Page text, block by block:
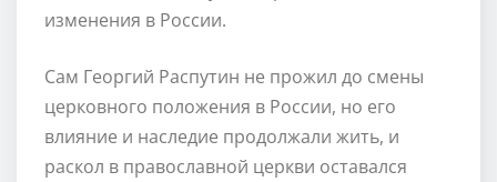
изменения в России.
Сам Георгий Распутин не прожил до смены
церковного положения в России, но его
влияние и наследие продолжали жить, и
раскол в православной церкви оставался